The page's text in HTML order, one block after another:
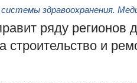
здравоохранения.
ряду регионов
строительство и